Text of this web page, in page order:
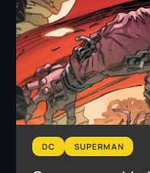
DC SUPERMAN